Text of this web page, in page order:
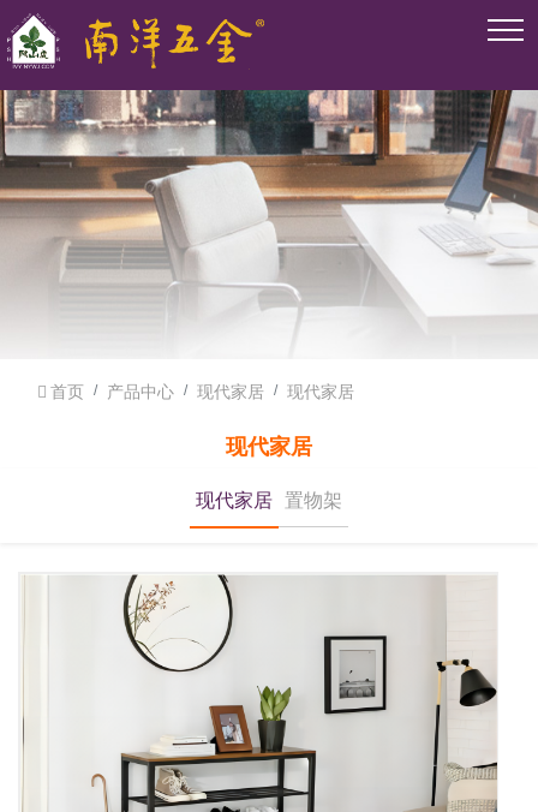
首页 产品中心 现代家居 现代家居
现代家居
现代家居 置物架